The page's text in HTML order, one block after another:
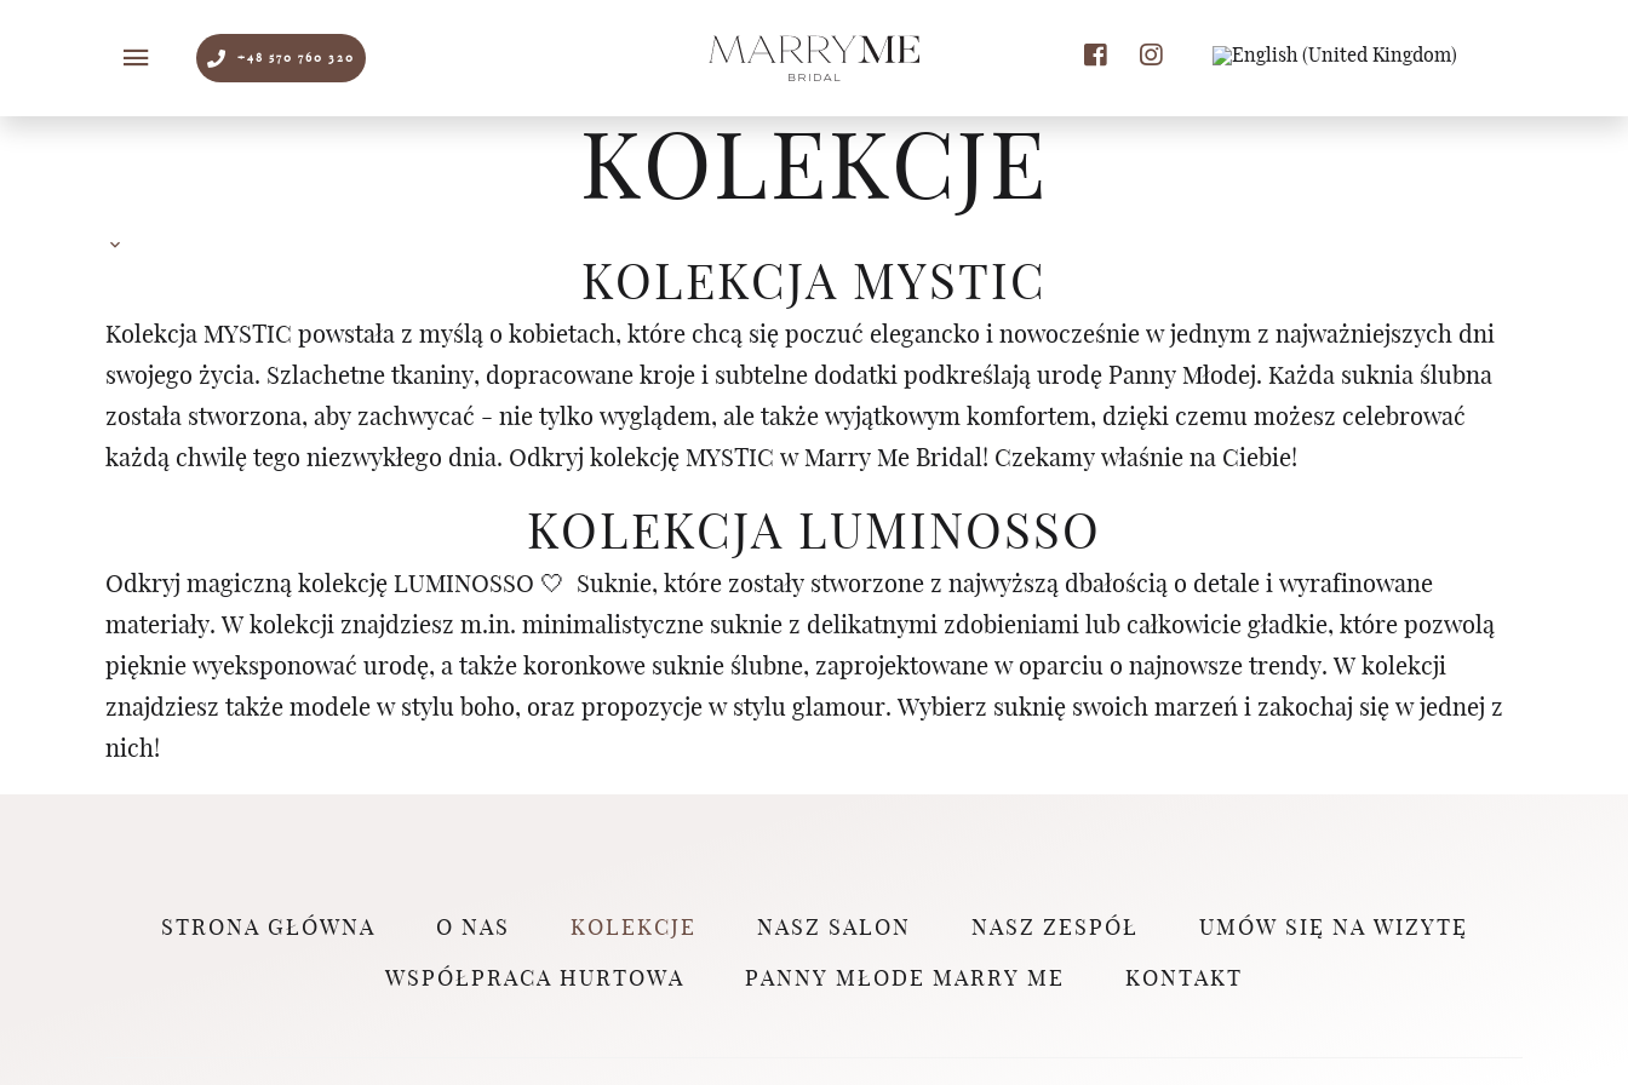
+48 570 760 320
KOLEKCJE
KOLEKCJA MYSTIC
Kolekcja MYSTIC powstała z myślą o kobietach, które chcą się poczuć elegancko i nowocześnie w jednym z najważniejszych dni
swojego życia. Szlachetne tkaniny, dopracowane kroje i subtelne dodatki podkreślają urodę Panny Młodej. Każda suknia ślubna
została stworzona, aby zachwycać - nie tylko wyglądem, ale także wyjątkowym komfortem, dzięki czemu możesz celebrować
każdą chwilę tego niezwykłego dnia. Odkryj kolekcję MYSTIC w Marry Me Bridal! Czekamy właśnie na Ciebie!
KOLEKCJA LUMINOSSO
Odkryj magiczną kolekcję LUMINOSSO 🤍 Suknie, które zostały stworzone z najwyższą dbałością o detale i wyrafinowane
materiały. W kolekcji znajdziesz m.in. minimalistyczne suknie z delikatnymi zdobieniami lub całkowicie gładkie, które pozwolą
pięknie wyeksponować urodę, a także koronkowe suknie ślubne, zaprojektowane w oparciu o najnowsze trendy. W kolekcji
znajdziesz także modele w stylu boho, oraz propozycje w stylu glamour. Wybierz suknię swoich marzeń i zakochaj się w jednej z
nich!
STRONA GŁÓWNA O NAS KOLEKCJE NASZ SALON NASZ ZESPÓŁ UMÓW SIĘ NA WIZYTĘ
WSPÓŁPRACA HURTOWA PANNY MŁODE MARRY ME KONTAKT